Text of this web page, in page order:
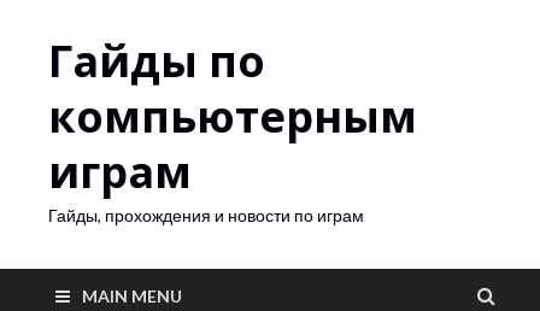
Гайды по
компьютерным
играм
Гайды, прохождения и новости по играм
MAIN MENU